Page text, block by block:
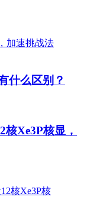
什么区别？
Xe3P核显，